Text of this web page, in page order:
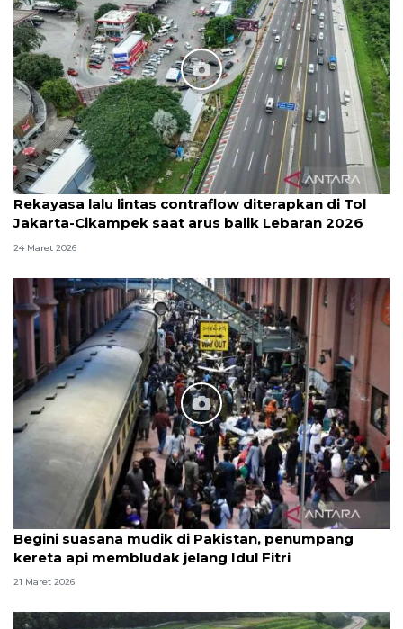
Rekayasa lalu lintas contraflow diterapkan di Tol
Jakarta-Cikampek saat arus balik Lebaran 2026
24 Maret 2026
Begini suasana mudik di Pakistan, penumpang
kereta api membludak jelang Idul Fitri
21 Maret 2026